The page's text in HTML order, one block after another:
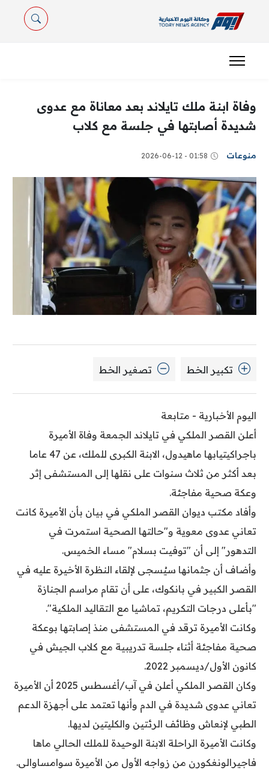
وفاة ابنة ملك تايلاند بعد معاناة مع عدوى
شديدة أصابتها في جلسة مع كلاب
منوعات 01:58 - 2026-06-12
تكبير الخط تصغير الخط
اليوم الأخبارية - متابعة
أعلن القصر الملكي في تايلاند الجمعة وفاة الأميرة
باجراكيتيابها ماهيدول، الابنة الكبرى للملك، عن 47 عاما
بعد أكثر من ثلاث سنوات على نقلها إلى المستشفى إثر
وعكة صحية مفاجئة.
وأفاد مكتب ديوان القصر الملكي في بيان بأن الأميرة كانت
تعاني عدوى معوية و"حالتها الصحية استمرت في
التدهور" إلى أن "توفيت بسلام" مساء الخميس.
وأضاف أن جثمانها سيُسجى لإلقاء النظرة الأخيرة عليه في
القصر الكبير في بانكوك، على أن تقام مراسم الجنازة
"بأعلى درجات التكريم، تماشيا مع التقاليد الملكية".
وكانت الأميرة ترقد في المستشفى منذ إصابتها بوعكة
صحية مفاجئة أثناء جلسة تدريبية مع كلاب الجيش في
كانون الأول/ديسمبر 2022.
وكان القصر الملكي أعلن في آب/أغسطس 2025 أن الأميرة
تعاني عدوى شديدة في الدم وأنها تعتمد على أجهزة الدعم
الطبي لإنعاش وظائف الرئتين والكليتين لديها.
وكانت الأميرة الراحلة الابنة الوحيدة للملك الحالي ماها
فاجيرالونغكورن من زواجه الأول من الأميرة سوامساوالي.